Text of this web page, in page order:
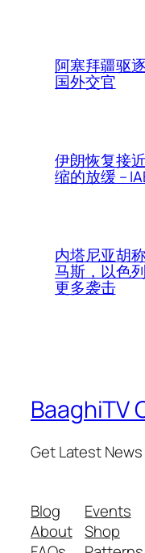
阿塞拜疆驱
国外交官
伊朗恢复接
缩的放缓 –
内塔尼亚胡
马斯，以色
更多袭击
BaaghiTV
Get Latest
Blog
About
Events
Shop